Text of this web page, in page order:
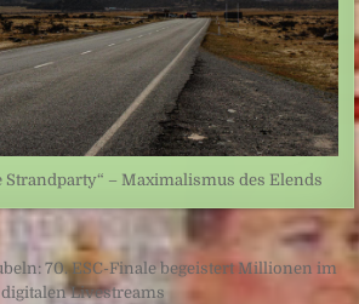
Strandparty“ – Maximalismus des Elends
70. ESC-Finale begeistert Millionen im
Livestreams